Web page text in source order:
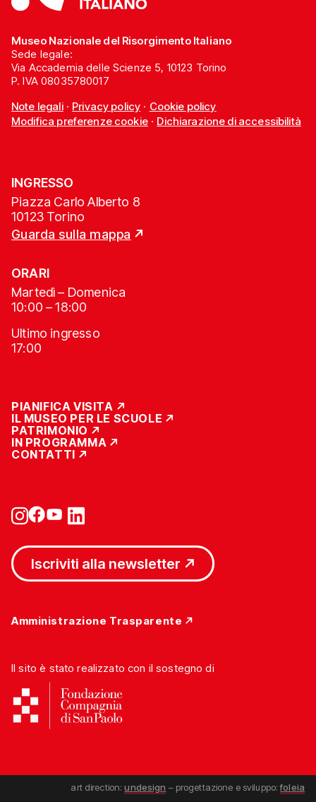
Museo Nazionale del Risorgimento Italiano
Sede legale:
Via Accademia delle Scienze 5, 10123 Torino
P. IVA 08035780017
Note legali· Privacy policy · Cookie policy
Modifica preferenze cookie· Dichiarazione di accessibilità
INGRESSO
Piazza Carlo Alberto 8
10123 Torino
Guarda sulla mappa
ORARI
Martedì – Domenica
10:00 – 18:00
Ultimo ingresso
17:00
PIANIFICA VISITA
IL MUSEO PER LE SCUOLE
PATRIMONIO
IN PROGRAMMA
CONTATTI
Iscriviti alla newsletter
Amministrazione Trasparente
Il sito è stato realizzato con il sostegno di
art direction:undesign – progettazione e sviluppo:foleia